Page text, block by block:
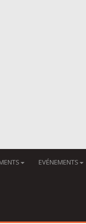
EVÉNEMENTS